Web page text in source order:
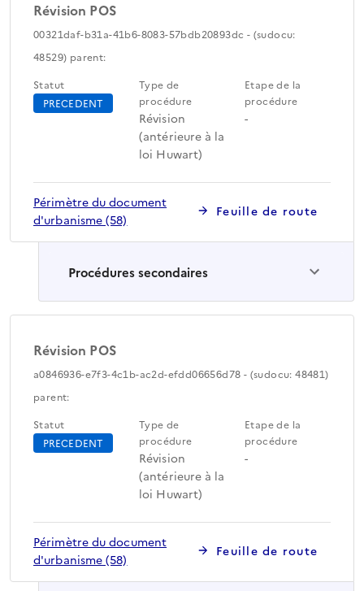
Révision POS
00321daf-b31a-41b6-8083-57bdb20893dc - (sudocu:
48529) parent:
Statut
PRECEDENT
Type de
procédure
Révision
(antérieure à la
loi Huwart)
Etape de la
procédure
-
Périmètre du document
d'urbanisme (58)
Feuille de route
Procédures secondaires
Révision POS
a0846936-e7f3-4c1b-ac2d-efdd06656d78 - (sudocu: 48481)
parent:
Statut
PRECEDENT
Type de
procédure
Révision
(antérieure à la
loi Huwart)
Etape de la
procédure
-
Périmètre du document
d'urbanisme (58)
Feuille de route